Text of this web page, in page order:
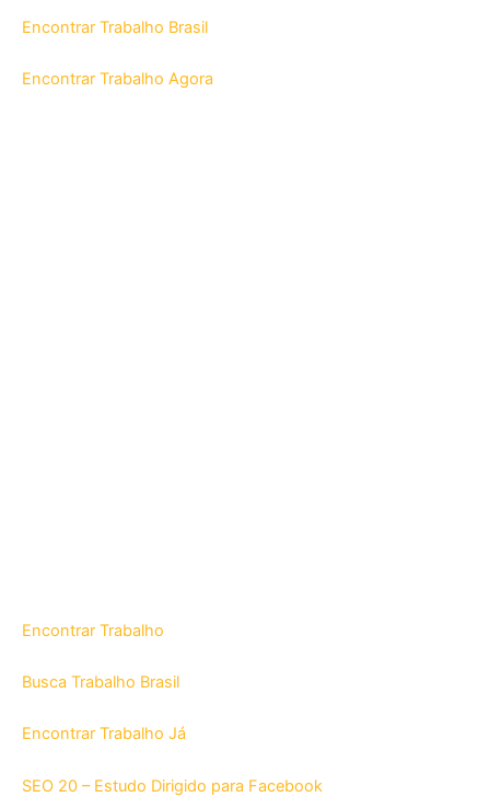
Encontrar Trabalho Brasil
Encontrar Trabalho Agora
Encontrar Trabalho
Busca Trabalho Brasil
Encontrar Trabalho Já
SEO 20 – Estudo Dirigido para Facebook